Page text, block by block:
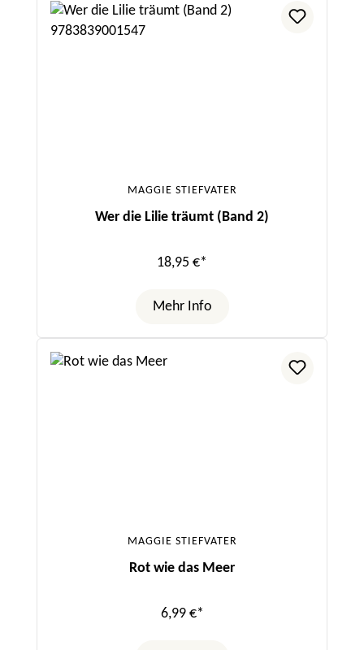
MAGGIE STIEFVATER
Wer die Lilie träumt (Band 2)
18,95 €*
Mehr Info
MAGGIE STIEFVATER
Rot wie das Meer
6,99 €*